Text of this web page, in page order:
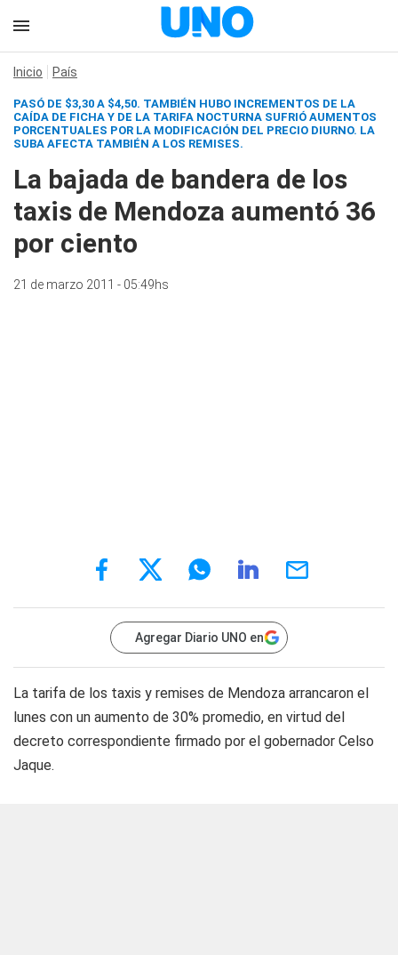
Inicio País
PASÓ DE $3,30 A $4,50. TAMBIÉN HUBO INCREMENTOS DE LA
CAÍDA DE FICHA Y DE LA TARIFA NOCTURNA SUFRIÓ AUMENTOS
PORCENTUALES POR LA MODIFICACIÓN DEL PRECIO DIURNO. LA
SUBA AFECTA TAMBIÉN A LOS REMISES.
La bajada de bandera de los
taxis de Mendoza aumentó 36
por ciento
21 de marzo 2011 - 05:49hs
Agregar Diario UNO en
La tarifa de los taxis y remises de Mendoza arrancaron el
lunes con un aumento de 30% promedio, en virtud del
decreto correspondiente firmado por el gobernador Celso
Jaque.